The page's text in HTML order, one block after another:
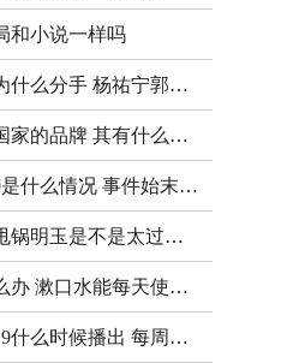
和小说一样吗
杨祐宁郭采洁为什么分手 杨祐宁郭采洁复合了吗
普拉达是哪个国家的品牌 其有什么值得购买
改签误拨12309是什么情况 事件始末遭扒
都挺好苏大强甩锅明玉是不是太过分了
误食漱口水怎么办 漱口水能每天使用吗
中国新说唱2019什么时候播出 每周几几点更新